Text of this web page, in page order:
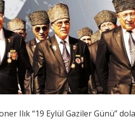
Ilık “19 Eylül Gaziler Günü”